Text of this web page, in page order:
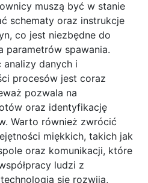
muszą być w stanie
schematy oraz instrukcje
co jest niezbędne do
parametrów spawania.
danych i
procesów jest coraz
pozwala na
oraz identyfikację
Warto również zwrócić
miękkich, takich jak
oraz komunikacji, które
ludzi z
się rozwija,